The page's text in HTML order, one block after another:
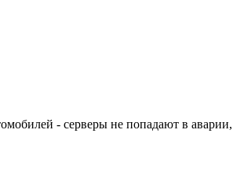
- серверы не попадают в